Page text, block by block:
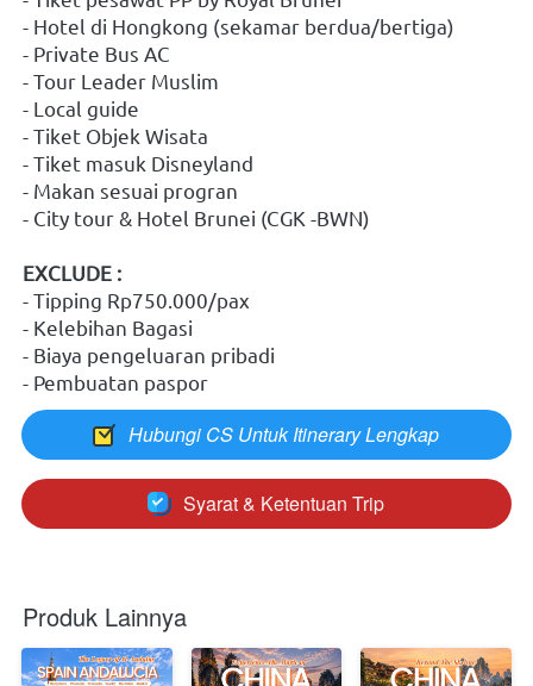
- Hotel di Hongkong (sekamar berdua/bertiga)
- Private Bus AC
- Tour Leader Muslim
- Local guide
- Tiket Objek Wisata
- Tiket masuk Disneyland
- Makan sesuai progran
- City tour & Hotel Brunei (CGK -BWN)
EXCLUDE :
- Tipping Rp750.000/pax
- Kelebihan Bagasi
- Biaya pengeluaran pribadi
- Pembuatan paspor
` Hubungi CS Untuk Itinerary Lengkap
` Syarat & Ketentuan Trip
Produk Lainnya